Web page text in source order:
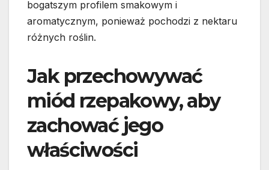
bogatszym profilem smakowym i
aromatycznym, ponieważ pochodzi z nektaru
różnych roślin.
Jak przechowywać
miód rzepakowy, aby
zachować jego
właściwości